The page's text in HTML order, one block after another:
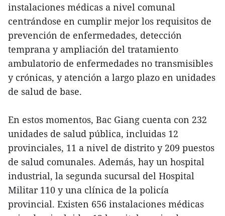
instalaciones médicas a nivel comunal
centrándose en cumplir mejor los requisitos de
prevención de enfermedades, detección
temprana y ampliación del tratamiento
ambulatorio de enfermedades no transmisibles
y crónicas, y atención a largo plazo en unidades
de salud de base.
En estos momentos, Bac Giang cuenta con 232
unidades de salud pública, incluidas 12
provinciales, 11 a nivel de distrito y 209 puestos
de salud comunales. Además, hay un hospital
industrial, la segunda sucursal del Hospital
Militar 110 y una clínica de la policía
provincial. Existen 656 instalaciones médicas